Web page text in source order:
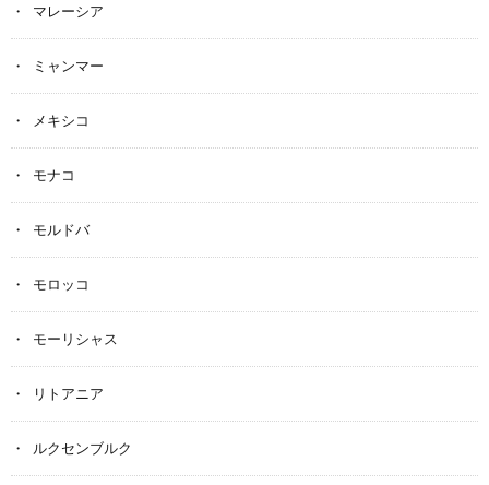
マレーシア
ミャンマー
メキシコ
モナコ
モルドバ
モロッコ
モーリシャス
リトアニア
ルクセンブルク